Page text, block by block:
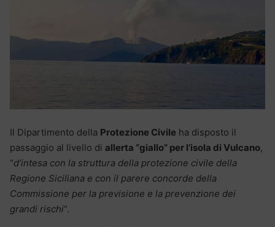
Il Dipartimento della Protezione Civile ha disposto il
passaggio al livello di allerta “giallo” per l’isola di Vulcano,
“d’intesa con la struttura della protezione civile della
Regione Siciliana e con il parere concorde della
Commissione per la previsione e la prevenzione dei
grandi rischi“.